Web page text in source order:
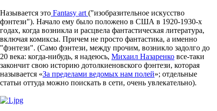
Называется это Fantasy art ("изобразительное искусство
фэнтези"). Начало ему было положено в США в 1920-1930-х
годах, когда возникла и расцвела фантастическая литература,
включая комиксы. Причем не просто фантастика, а именно
"фэнтези". (Само фэнтези, между прочим, возникло задолго до
20 века: когда-нибудь, я надеюсь, Михаил Назаренко все-таки
закончит свою историю дотолкиеновского фэнтези, которая
называется «За пределами ведомых нам полей»; отдельные
статьи оттуда можно поискать в сети, очень увлекательно).